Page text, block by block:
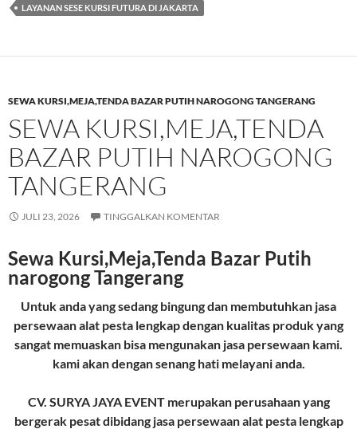
LAYANAN SESE KURSI FUTURA DI JAKARTA
SEWA KURSI,MEJA,TENDA BAZAR PUTIH NAROGONG TANGERANG
SEWA KURSI,MEJA,TENDA
BAZAR PUTIH NAROGONG
TANGERANG
JULI 23, 2026 TINGGALKAN KOMENTAR
Sewa Kursi,Meja,Tenda Bazar Putih
narogong Tangerang
Untuk anda yang sedang bingung dan membutuhkan jasa
persewaan alat pesta lengkap dengan kualitas produk yang
sangat memuaskan bisa mengunakan jasa persewaan kami.
kami akan dengan senang hati melayani anda.
CV. SURYA JAYA EVENT merupakan perusahaan yang
bergerak pesat dibidang jasa persewaan alat pesta lengkap